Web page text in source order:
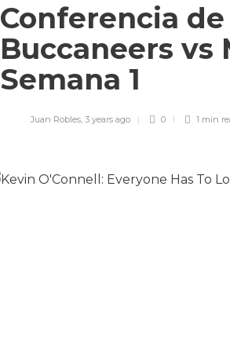
Conferencia
Buccaneers vs
Semana 1
Juan Robles, 3 years ago 0 1 min